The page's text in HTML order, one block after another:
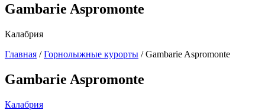
Gambarie Aspromonte
Калабрия
Главная / Горнолыжные курорты / Gambarie Aspromonte
Gambarie Aspromonte
Калабрия